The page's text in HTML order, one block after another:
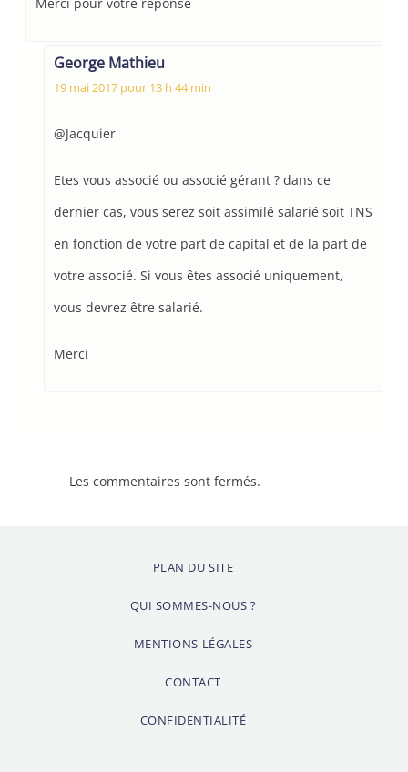
George Mathieu
19 mai 2017 pour 13 h 44 min
@Jacquier
Etes vous associé ou associé gérant ? dans ce
dernier cas, vous serez soit assimilé salarié soit TNS
en fonction de votre part de capital et de la part de
votre associé. Si vous êtes associé uniquement,
vous devrez être salarié.
Merci
Les commentaires sont fermés.
PLAN DU SITE
QUI SOMMES-NOUS ?
MENTIONS LÉGALES
CONTACT
CONFIDENTIALITÉ